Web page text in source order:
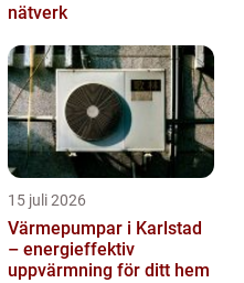
nätverk
15 juli 2026
Värmepumpar i Karlstad
– energieffektiv
uppvärmning för ditt hem